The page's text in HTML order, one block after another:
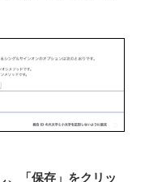
、「保存」をクリッ